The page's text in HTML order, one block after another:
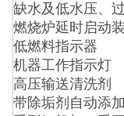
缺水及低水压、
燃烧炉延时启动
低燃料指示器
机器工作指示灯
高压输送清洗剂
带除垢剂自动添